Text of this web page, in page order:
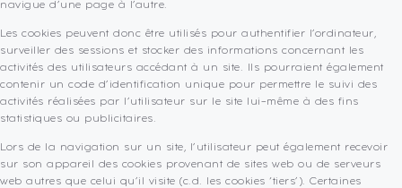
navigue d’une page à l’autre.
Les cookies peuvent donc être utilisés pour authentifier l’ordinateur,
surveiller des sessions et stocker des informations concernant les
activités des utilisateurs accédant à un site. Ils pourraient également
contenir un code d’identification unique pour permettre le suivi des
activités réalisées par l’utilisateur sur le site lui-même à des fins
statistiques ou publicitaires.
Lors de la navigation sur un site, l’utilisateur peut également recevoir
sur son appareil des cookies provenant de sites web ou de serveurs
web autres que celui qu’il visite (c.d. les cookies ‘tiers’). Certaines